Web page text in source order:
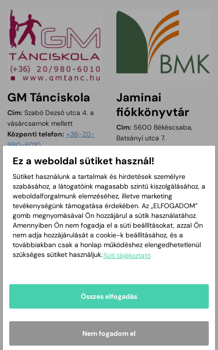
GM Tánciskola
Cím: Szabó Dezső utca 4. a
vásárcsarnok mellett
Központi telefon: +36-20-
980-6010
http://www.gmtanc.hu
Jaminai
fiókkönyvtár
Cím: 5600 Békéscsaba,
Batsányi utca 7.
Központi telefon:
Elérhetőség: 06-66/647-739
Körösök Völgye
Látogatóközpont
Cím: 5600 Békéscsaba,
Központi telefon:
Lencsési úti
fiókkönyvtár
Cím: 5600 Békéscsaba,
Pásztor utca 17.
Központi telefon:
Ez a weboldal sütiket használ!
Sütiket használunk a tartalmak és hirdetések személyre
szabásához, a látogatóink magasabb szintű kiszolgálásához, a
weboldalforgalmunk elemzéséhez, illetve marketing
tevékenységünk támogatása érdekében. Az „ELFOGADOM”
gomb megnyomásával Ön hozzájárul a sütik használatához.
Amennyiben Ön nem fogadja el a süti beállításokat, azzal Ön
nem adja hozzájárulását a cookie-k beállításához, és a
továbbiakban csak a honlap működéshez elengedhetetlenül
szükséges sütiket használjuk.Süti tájékoztató
Összes elfogadás
Nem fogadom el